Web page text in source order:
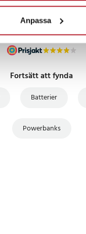
Anpassa
Fortsätt att fynda
Batterier
Powerbanks